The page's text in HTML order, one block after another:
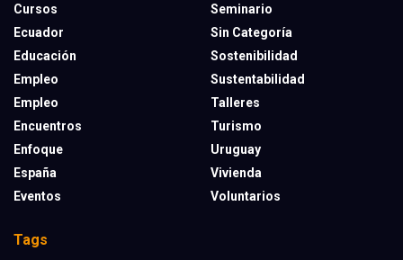
Cursos
Ecuador
Educación
Empleo
Empleo
Encuentros
Enfoque
España
Eventos
Seminario
Sin Categoría
Sostenibilidad
Sustentabilidad
Talleres
Turismo
Uruguay
Vivienda
Voluntarios
Tags